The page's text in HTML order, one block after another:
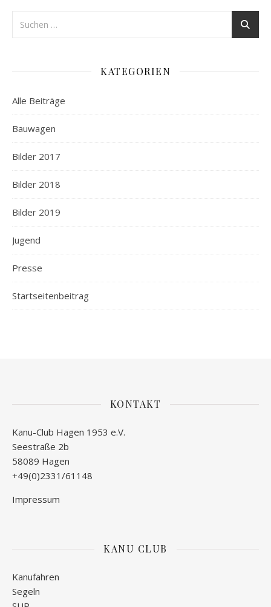
KATEGORIEN
Alle Beiträge
Bauwagen
Bilder 2017
Bilder 2018
Bilder 2019
Jugend
Presse
Startseitenbeitrag
KONTAKT
Kanu-Club Hagen 1953 e.V.
Seestraße 2b
58089 Hagen
+49(0)2331/61148
Impressum
KANU CLUB
Kanufahren
Segeln